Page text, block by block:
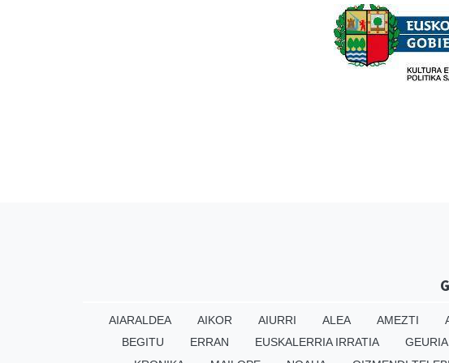
AIARALDEA AIKOR AIURRI ALEA AMEZTI
BEGITU
ERRAN EUSKALERRIA IRRATIA GEURIA